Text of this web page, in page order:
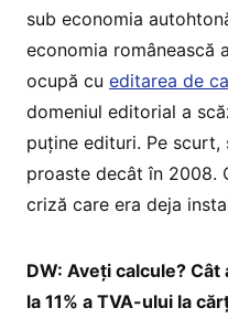
sub economia
economia românească
ocupă cu editarea de
domeniul editorial a
puține edituri. Pe
proaste decât în 2008.
criză care era deja
DW: Aveți calcule?
la 11% a TVA-ului la